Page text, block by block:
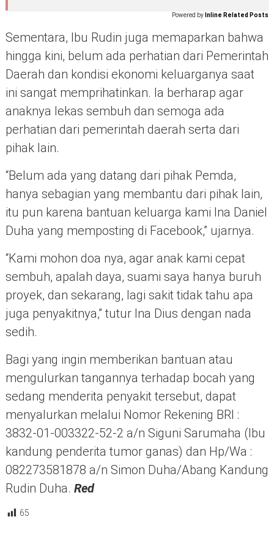
Powered by Inline Related Posts
Sementara, Ibu Rudin juga memaparkan bahwa
hingga kini, belum ada perhatian dari Pemerintah
Daerah dan kondisi ekonomi keluarganya saat
ini sangat memprihatinkan. Ia berharap agar
anaknya lekas sembuh dan semoga ada
perhatian dari pemerintah daerah serta dari
pihak lain.
“Belum ada yang datang dari pihak Pemda,
hanya sebagian yang membantu dari pihak lain,
itu pun karena bantuan keluarga kami Ina Daniel
Duha yang memposting di Facebook,” ujarnya.
“Kami mohon doa nya, agar anak kami cepat
sembuh, apalah daya, suami saya hanya buruh
proyek, dan sekarang, lagi sakit tidak tahu apa
juga penyakitnya,” tutur Ina Dius dengan nada
sedih.
Bagi yang ingin memberikan bantuan atau
mengulurkan tangannya terhadap bocah yang
sedang menderita penyakit tersebut, dapat
menyalurkan melalui Nomor Rekening BRI :
3832-01-003322-52-2 a/n Siguni Sarumaha (Ibu
kandung penderita tumor ganas) dan Hp/Wa :
082273581878 a/n Simon Duha/Abang Kandung
Rudin Duha. Red
65